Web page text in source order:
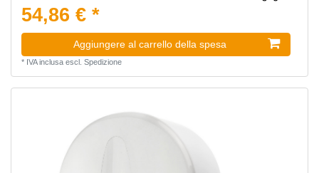
54,86 € *
Aggiungere al carrello della spesa
* IVA inclusaescl. Spedizione